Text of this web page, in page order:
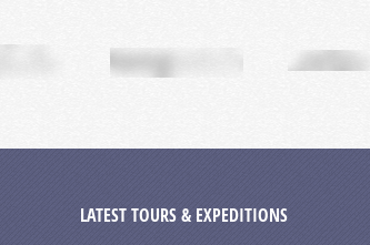
LATEST TOURS & EXPEDITIONS